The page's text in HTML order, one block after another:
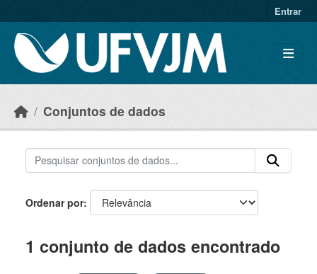
Entrar
Conjuntos de dados
Ordenar por
1 conjunto de dados encontrado